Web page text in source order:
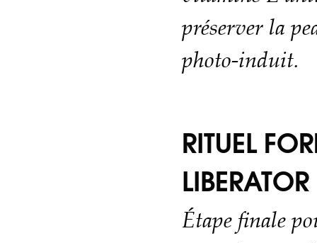
préserver la
photo-induit.
RITUEL
LIBERATOR
Étape finale